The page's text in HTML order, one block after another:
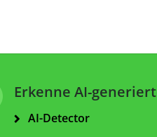
Erkenne AI-
AI-Detector